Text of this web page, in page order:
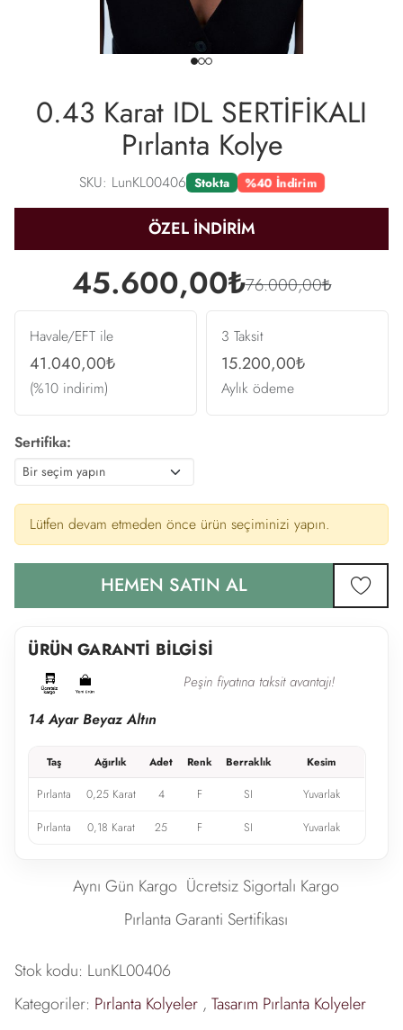
0.43 Karat IDL SERTİFİKALI
Pırlanta Kolye
SKU: LunKL00406 Stokta %40 İndirim
ÖZEL İNDİRİM
45.600,00₺76.000,00₺
Havale/EFT ile
41.040,00₺
(%10 indirim)
3 Taksit
15.200,00₺
Aylık ödeme
Sertifika:
Lütfen devam etmeden önce ürün seçiminizi yapın.
HEMEN SATIN AL
ÜRÜN GARANTİ BİLGİSİ
Peşin fiyatına taksit avantajı!
14 Ayar Beyaz Altın
Taş Ağırlık Adet Renk Berraklık Kesim
Pırlanta 0,25 Karat 4 F SI Yuvarlak
Pırlanta 0,18 Karat 25 F SI Yuvarlak
Aynı Gün Kargo Ücretsiz Sigortalı Kargo
Pırlanta Garanti Sertifikası
Stok kodu: LunKL00406
Kategoriler: Pırlanta Kolyeler , Tasarım Pırlanta Kolyeler